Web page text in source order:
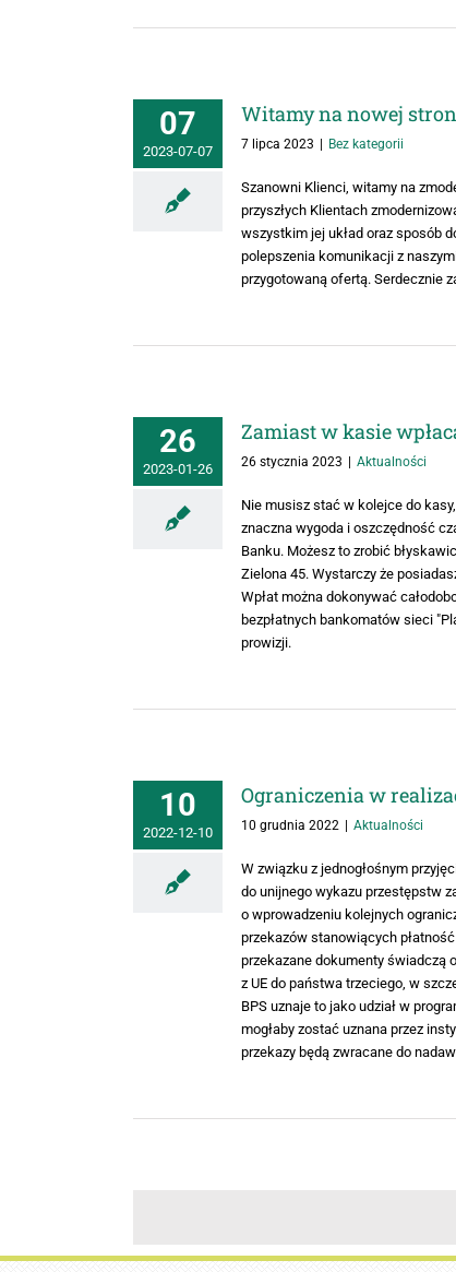
07
2023-07-07
Witamy na nowej
7 lipca 2023 Bez kategorii
Szanowni Klienci, witamy na
przyszłych Klientach
wszystkim jej układ oraz sposób
polepszenia komunikacji z
przygotowaną ofertą. Serdecznie
26
2023-01-26
Zamiast w kasie
26 stycznia 2023 Aktualności
Nie musisz stać w kolejce do
znaczna wygoda i oszczędność
Banku. Możesz to zrobić
Zielona 45. Wystarczy że
Wpłat można dokonywać
bezpłatnych bankomatów sieci
prowizji.
10
2022-12-10
Ograniczenia w
10 grudnia 2022 Aktualności
W związku z jednogłośnym
do unijnego wykazu przestępstw
o wprowadzeniu kolejnych
przekazów stanowiących
przekazane dokumenty świadczą
z UE do państwa trzeciego, w
BPS uznaje to jako udział w
mogłaby zostać uznana przez
przekazy będą zwracane do